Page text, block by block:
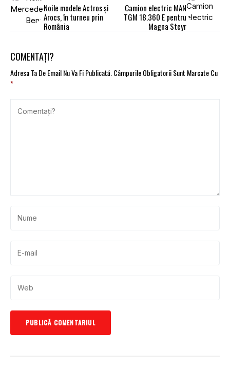
Noile modele Actros și
Arocs, în turneu prin
România
Camion electric MAN
TGM 18.360 E pentru
Magna Steyr
COMENTAȚI?
Adresa Ta De Email Nu Va Fi Publicată. Câmpurile Obligatorii Sunt Marcate Cu
*